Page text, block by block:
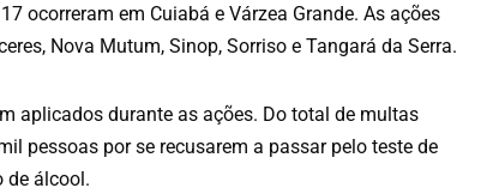
ocorreram em Cuiabá e Várzea Grande. As ações
Nova Mutum, Sinop, Sorriso e Tangará da Serra.
aplicados durante as ações. Do total de multas
pessoas por se recusarem a passar pelo teste de
de álcool.